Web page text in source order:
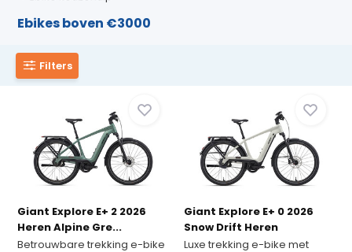
Ebikes boven €3000
Filters
Giant Explore E+ 2 2026
Heren Alpine Gre...
Betrouwbare trekking e-bike
Giant Explore E+ 0 2026
Snow Drift Heren
Luxe trekking e-bike met